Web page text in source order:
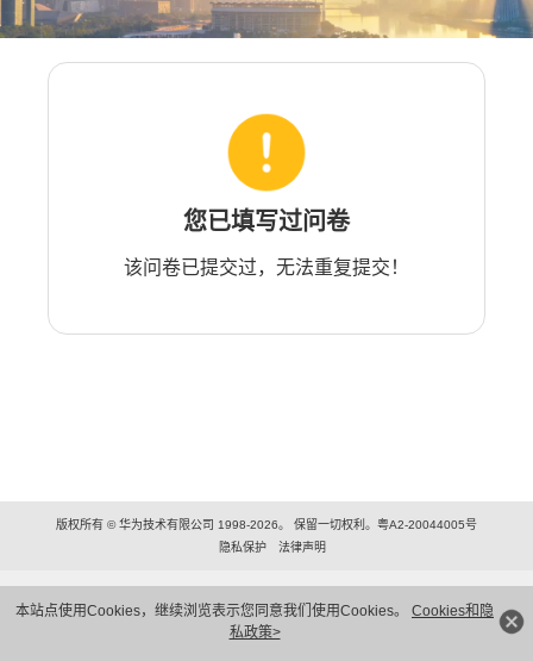
本站点使用Cookies，继续浏览表示您同意我们使用Cookies。 Cookies和隐
私政策>
您已填写过问卷
该问卷已提交过，无法重复提交！
版权所有 © 华为技术有限公司 1998-2026。 保留一切权利。粤A2-20044005号
隐私保护
法律声明